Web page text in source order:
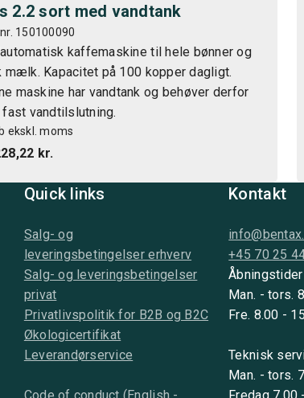
2.2 sort med vandtank
150100090
kaffemaskine til hele bønner og
mælk. Kapacitet på 100 kopper dagligt.
maskine har vandtank og behøver derfor
fast vandtilslutning.
ekskl. moms
kr.
Quick links
Salg- og
leveringsbetingelser erhverv
Salg- og leveringsbetingelser
privat
Privatlivspolitik for B2B og B2C
Økologicertifikat
Leverandørservice
Code of conduct (English -
Kontakt
+45 70 25
Man. - tors.
Fre. 8.00 -
Teknisk
Man. - tors.
Fredag 7.00